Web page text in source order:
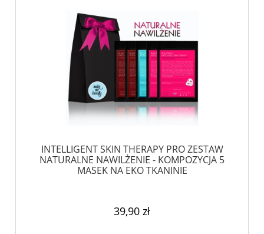
INTELLIGENT SKIN THERAPY PRO ZESTAW
NATURALNE NAWILŻENIE - KOMPOZYCJA 5
MASEK NA EKO TKANINIE
39,90 zł